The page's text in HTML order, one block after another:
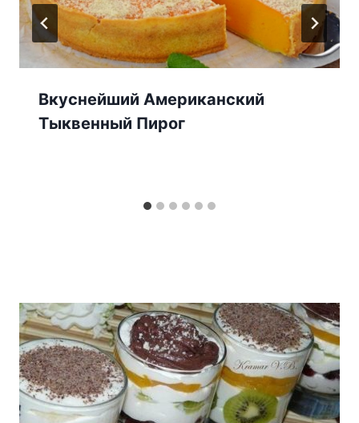
Вкуснейший Американский
Тыквенный Пирог